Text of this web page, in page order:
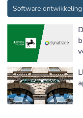
Software ontwikkeling